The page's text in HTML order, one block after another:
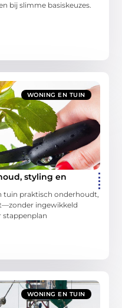
bij slimme basiskeuzes.
WONING EN TUIN
styling en
tuin praktisch onderhoudt,
ingewikkeld
stappenplan
WONING EN TUIN